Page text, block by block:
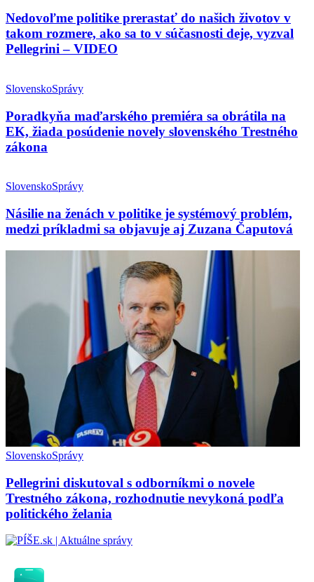
Nedovoľme politike prerastať do našich životov v
takom rozmere, ako sa to v súčasnosti deje, vyzval
Pellegrini – VIDEO
SlovenskoSprávy
Poradkyňa maďarského premiéra sa obrátila na
EK, žiada posúdenie novely slovenského Trestného
zákona
SlovenskoSprávy
Násilie na ženách v politike je systémový problém,
medzi príkladmi sa objavuje aj Zuzana Čaputová
SlovenskoSprávy
Pellegrini diskutoval s odborníkmi o novele
Trestného zákona, rozhodnutie nevykoná podľa
politického želania